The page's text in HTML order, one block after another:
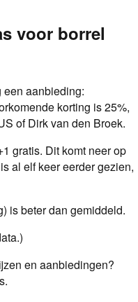
voor borrel
een aanbieding:
korting is25%,
of Dirk van den Broek.
gratis. Dit komt neer op
al elfkeer eerder gezien,
is beter dan gemiddeld.
en aanbiedingen?